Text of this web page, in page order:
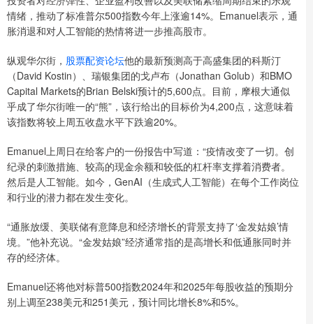
情绪，推动了标准普尔500指数今年上涨逾14%。Emanuel表示，通
胀消退和对人工智能的热情将进一步推高股市。
纵观华尔街， 股票配资论坛他的最新预测高于高盛集团的科斯汀
（David Kostin）、瑞银集团的戈卢布（Jonathan Golub）和BMO
Capital Markets的Brian Belski预计的5,600点。目前，摩根大通似
乎成了华尔街唯一的“熊”，该行给出的目标价为4,200点，这意味着
该指数将较上周五收盘水平下跌逾20%。
Emanuel上周日在给客户的一份报告中写道：“疫情改变了一切。创
纪录的刺激措施、较高的现金余额和较低的杠杆率支撑着消费者。
然后是人工智能。如今，GenAI（生成式人工智能）在每个工作岗位
和行业的潜力都在发生变化。
“通胀放缓、美联储有意降息和经济增长的背景支持了‘金发姑娘’情
境。”他补充说。“金发姑娘”经济通常指的是高增长和低通胀同时并
存的经济体。
Emanuel还将他对标普500指数2024年和2025年每股收益的预期分
别上调至238美元和251美元，预计同比增长8%和5%。